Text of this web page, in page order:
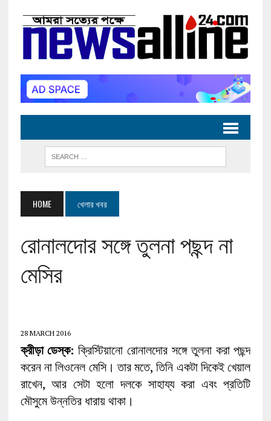
HOME খেলার খবর
রোনালদোর সঙ্গে তুলনা পছন্দ না
মেসির
28 MARCH 2016
ক্রীড়া ডেস্ক: ক্রিস্টিয়ানো রোনালদোর সঙ্গে তুলনা করা পছন্দ
করেন না লিওনেল মেসি। তার মতে, তিনি একটা দিকেই খেয়াল
রাখেন, আর সেটা হলো দলকে সাহায্য করা এবং প্রতিটি
মৌসুমে উন্নতির ধারায় থাকা।